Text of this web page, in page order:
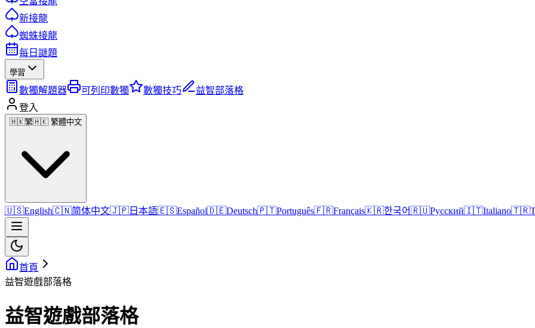
新接龍
蜘蛛接龍
每日謎題
學習
數獨解題器 可列印數獨 數獨技巧
益智部落格
登入
🇭🇰繁🇭🇰 繁體中文
🇺🇸English🇨🇳简体中文🇯🇵 日本語🇪🇸Español🇩🇪Deutsch🇵🇹Português🇫🇷Français🇰🇷한국어🇷🇺Русский🇮🇹Italiano🇹🇷
首頁
益智遊戲部落格
益智遊戲部落格